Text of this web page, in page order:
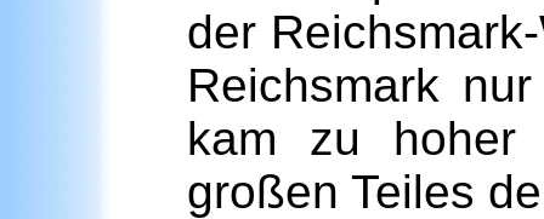
der
Reichsmark
kam zu hoher
großen Teiles